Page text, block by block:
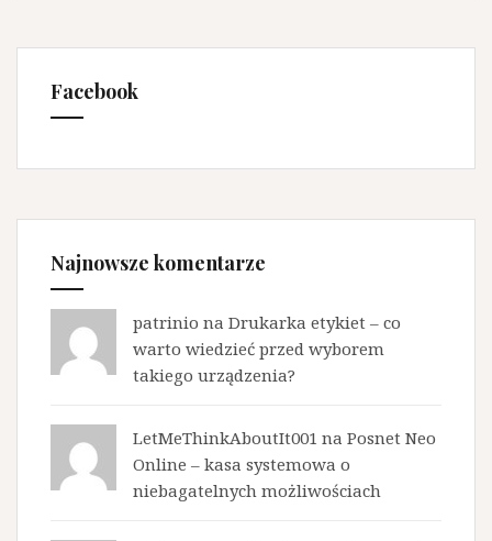
Facebook
Najnowsze komentarze
patrinio na Drukarka etykiet – co
warto wiedzieć przed wyborem
takiego urządzenia?
LetMeThinkAboutIt001 na Posnet Neo
Online – kasa systemowa o
niebagatelnych możliwościach